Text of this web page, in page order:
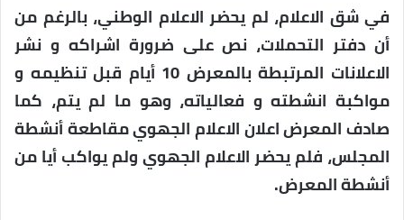
في شق الاعلام، لم يحضر الاعلام الوطني، بالرغم من
أن دفتر التحملات، نص على ضرورة اشراكه و نشر
الاعلانات المرتبطة بالمعرض 10 أيام قبل تنظيمه و
مواكبة انشطته و فعالياته، وهو ما لم يتم، كما
صادف المعرض اعلان الاعلام الجهوي مقاطعة أنشطة
المجلس، فلم يحضر الاعلام الجهوي ولم يواكب أيا من
أنشطة المعرض.